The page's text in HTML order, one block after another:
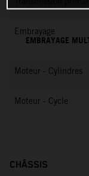
Embrayage
EMBRAYAGE
Moteur - Cylindres
Moteur - Cycle
CHÂSSIS